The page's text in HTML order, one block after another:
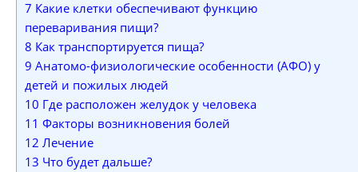
7 Какие клетки обеспечивают функцию
переваривания пищи?
8 Как транспортируется пища?
9 Анатомо-физиологические особенности (АФО) у
детей и пожилых людей
10 Где расположен желудок у человека
11 Факторы возникновения болей
12 Лечение
13 Что будет дальше?